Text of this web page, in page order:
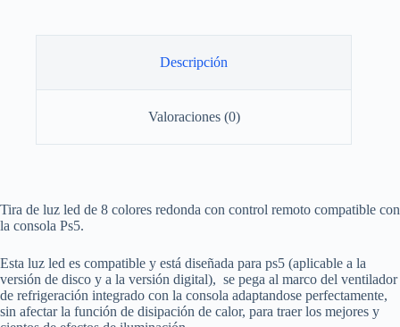
Descripción
Valoraciones (0)
Tira de luz led de 8 colores redonda con control remoto compatible con
la consola Ps5.
Esta luz led es compatible y está diseñada para ps5 (aplicable a la
versión de disco y a la versión digital), se pega al marco del ventilador
de refrigeración integrado con la consola adaptandose perfectamente,
sin afectar la función de disipación de calor, para traer los mejores y